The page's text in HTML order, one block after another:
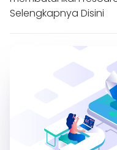
Selengkapnya Disini